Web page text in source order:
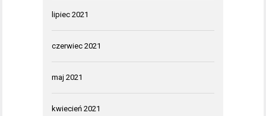
lipiec 2021
czerwiec 2021
maj 2021
kwiecień 2021